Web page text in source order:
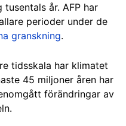
år. AFP har
perioder under de
granskning.
tidsskala har klimatet
45 miljoner åren har
förändringar av